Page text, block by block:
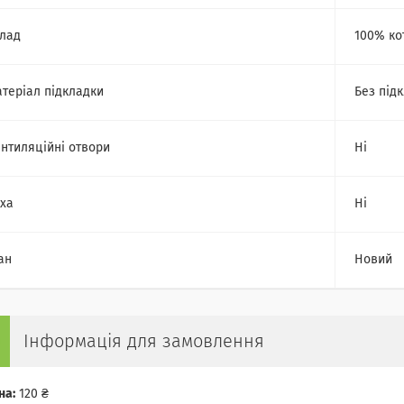
100%
підкладки Без
отвори Ні
Ні
Новий
Інформація для замовлення
120 ₴